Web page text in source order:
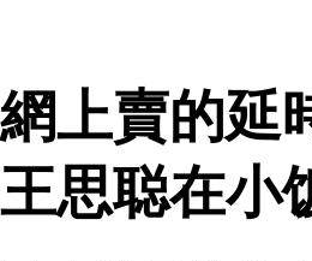
網上賣的延
王思聪在小